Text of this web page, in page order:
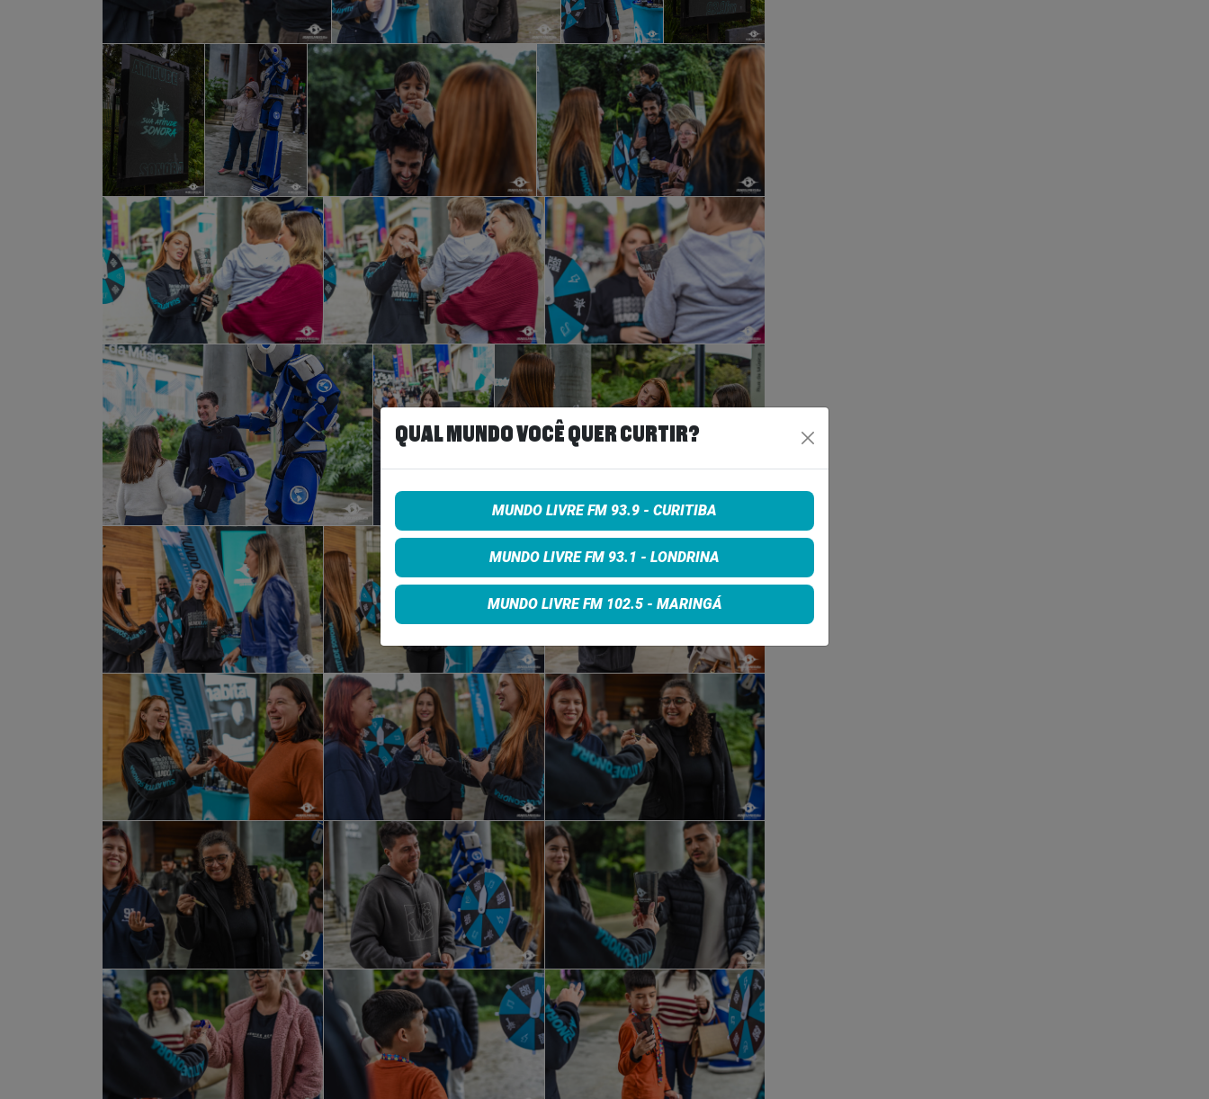
QUAL MUNDO VOCÊ QUER CURTIR?
MUNDO LIVRE FM 93.9 - CURITIBA
MUNDO LIVRE FM 93.1 - LONDRINA
MUNDO LIVRE FM 102.5 - MARINGÁ